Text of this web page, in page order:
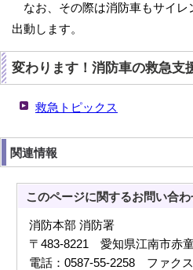
なお、その際は消防車もサイレ
出動します。
変わります！消防車の救急支
救急トピックス
関連情報
このページに関するお問い合わ
消防本部 消防署
〒483-8221 愛知県江南市赤
電話：0587-55-2258 ファク